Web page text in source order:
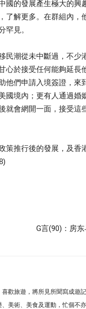
國的發展產生極大的興
了解更多。在群組內，
罕見。
民潮從未中斷過，不少
心於接受任何能夠延長
他們申請入境簽證，來
境內；更有人通過婚
就會網開一面，接受這
策推行後的發展，及香
G言(90)：房
歡旅遊，將所見所聞寫成遊
美術、美食及運動，忙個不